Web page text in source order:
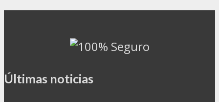
Últimas noticias